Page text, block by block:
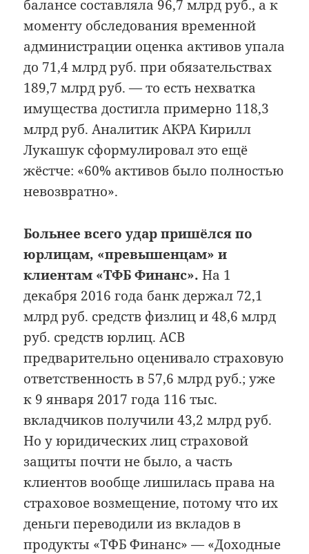
балансе составляла 96,7 млрд руб., а к
моменту обследования временной
администрации оценка активов упала
до 71,4 млрд руб. при обязательствах
189,7 млрд руб. — то есть нехватка
имущества достигла примерно 118,3
млрд руб. Аналитик АКРА Кирилл
Лукашук сформулировал это ещё
жёстче: «60% активов было полностью
невозвратно».
Больнее всего удар пришёлся по
юрлицам, «превышенцам» и
клиентам «ТФБ Финанс». На 1
декабря 2016 года банк держал 72,1
млрд руб. средств физлиц и 48,6 млрд
руб. средств юрлиц. АСВ
предварительно оценивало страховую
ответственность в 57,6 млрд руб.; уже
к 9 января 2017 года 116 тыс.
вкладчиков получили 43,2 млрд руб.
Но у юридических лиц страховой
защиты почти не было, а часть
клиентов вообще лишилась права на
страховое возмещение, потому что их
деньги переводили из вкладов в
продукты «ТФБ Финанс» — «Доходные